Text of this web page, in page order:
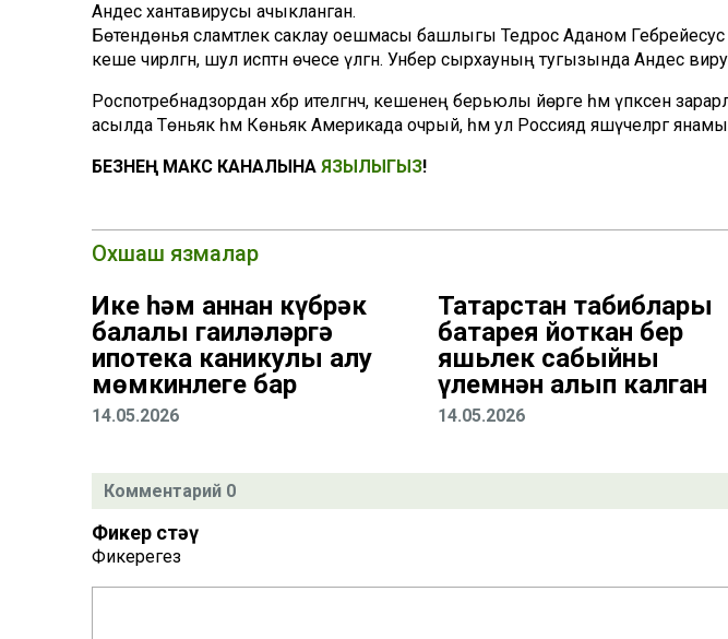
Андес хантавирусы ачыкланган.
Бөтендөнья сәламәтлек саклау оешмасы башлыгы Тедрос Аданом Гебрейесус
кеше чирләгән, шул исәптән өчесе үлгән. Унбер сырхауның тугызында Андес
Роспотребнадзордан хәбәр ителгәнчә, кешенең берьюлы йөрәге һәм үпкәсен
асылда Төньяк һәм Көньяк Америкада очрый, һәм ул Россиядә яшәүчеләргә
БЕЗНЕҢ МАКС КАНАЛЫНА ЯЗЫЛЫГЫЗ!
Охшаш язмалар
Ике һәм аннан күбрәк
балалы гаиләләргә
ипотека каникулы алу
мөмкинлеге бар
14.05.2026
Татарстан табиблары
батарея йоткан бер
яшьлек сабыйны
үлемнән алып калган
14.05.2026
Комментарий 0
Фикер өстәү
Фикерегез